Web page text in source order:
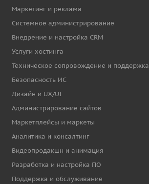
Маркетинг и реклама
Системное администрирование
Внедрение и настройка CRM
Услуги хостинга
Техническое сопровождение и поддержка
Безопасность ИС
Дизайн и UX/UI
Администрирование сайтов
Маркетплейсы и маркеты
Аналитика и консалтинг
Видеопродакшн и анимация
Разработка и настройка ПО
Поддержка и обслуживание